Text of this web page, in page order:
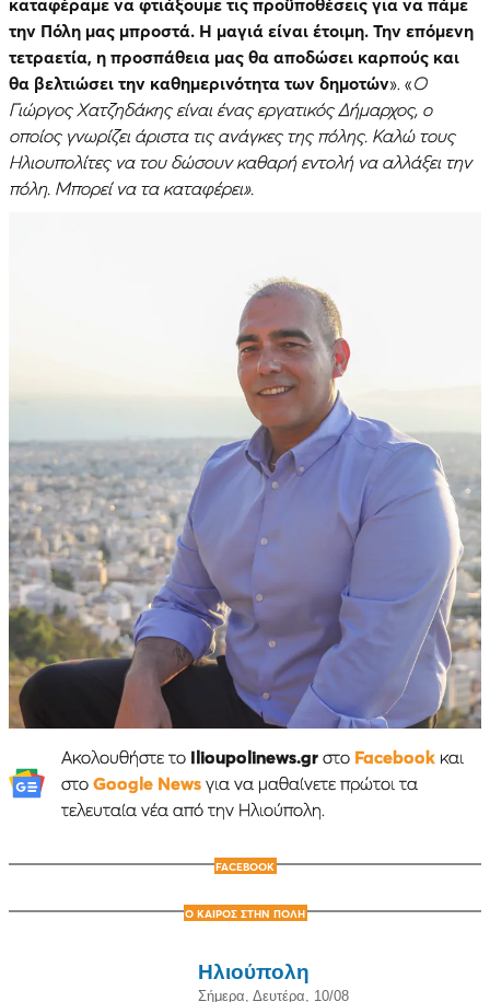
την Πόλη μας μπροστά. Η μαγιά είναι έτοιμη. Την επόμενη
τετραετία, η προσπάθεια μας θα αποδώσει καρπούς και
θα βελτιώσει την καθημερινότητα των δημοτών». «Ο
Γιώργος Χατζηδάκης είναι ένας εργατικός Δήμαρχος, ο
οποίος γνωρίζει άριστα τις ανάγκες της πόλης. Καλώ τους
Ηλιουπολίτες να του δώσουν καθαρή εντολή να αλλάξει την
πόλη. Μπορεί να τα καταφέρει».
Ακολουθήστε το Ilioupolinews.grστο Facebookκαι
στο Google Newsγια να μαθαίνετε πρώτοι τα
τελευταία νέα από την Ηλιούπολη.
FACEBOOK
Ο ΚΑΙΡΟΣ ΣΤΗΝ ΠΟΛΗ